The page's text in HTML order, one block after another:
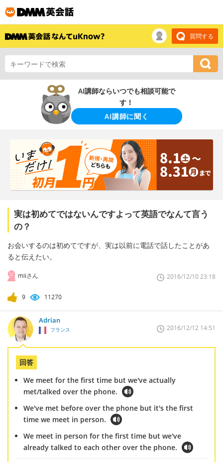
質問する
AI講師ならいつでも相談可能で
す！
AI講師に聞く
実は初めてではないんですよって英語でなんて言う
の？
お会いするのは初めてですが、実は以前に電話で話したことがあ
ると伝えたい。
miiさん 2016/12/10 23:18
9 11270
Adrian
フランス 2016/12/12 14:51
回答
We meet for the first time but we've actually
met/talked over the phone.
We've met before over the phone but it's the first
time we meet in person.
We meet in person for the first time but we've
already talked to each other over the phone.